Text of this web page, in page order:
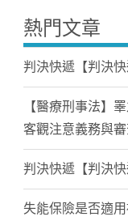
熱門文章
判決快遞【判決快
【醫療刑事法】
客觀注意義務與
判決快遞【判決快
失能保險是否適